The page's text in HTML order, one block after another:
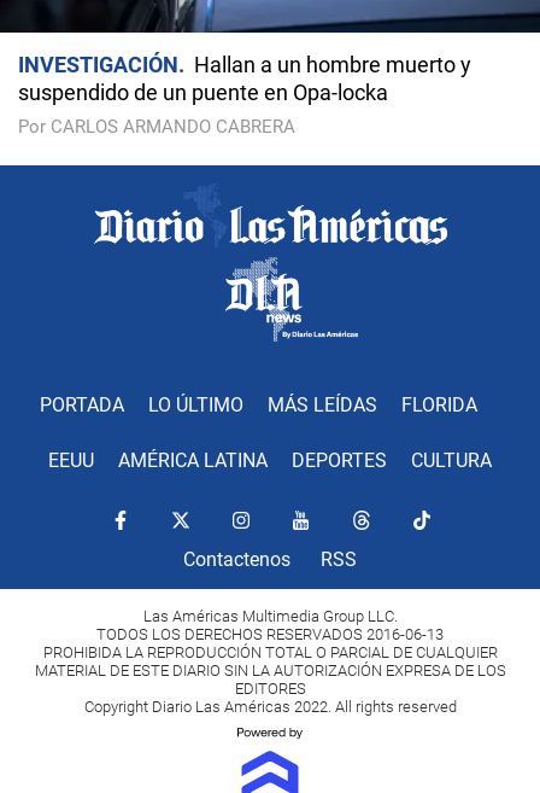
INVESTIGACIÓN
Hallan a un hombre muerto y
suspendido de un puente en Opa-locka
Por CARLOS ARMANDO CABRERA
PORTADA LO ÚLTIMO MÁS LEÍDAS FLORIDA
EEUU AMÉRICA LATINA DEPORTES CULTURA
Contactenos RSS
Las Américas Multimedia Group LLC.
TODOS LOS DERECHOS RESERVADOS 2016-06-13
PROHIBIDA LA REPRODUCCIÓN TOTAL O PARCIAL DE CUALQUIER
MATERIAL DE ESTE DIARIO SIN LA AUTORIZACIÓN EXPRESA DE LOS
EDITORES
Copyright Diario Las Américas 2022. All rights reserved